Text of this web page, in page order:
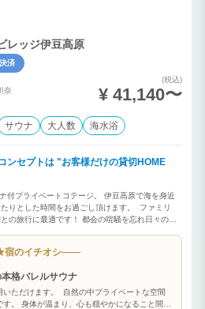
レッジ伊豆高原
済
川奈
(税込)
¥ 41,140〜
サウナ 大人数 海水浴
ンセプトは "お客様だけの貸切HOME
付プライベートコテージ。 伊豆高原で海を身近
りとした時間をお過ごし頂けます。 ファミリ
の旅行に最適です！ 都会の喧騒を忘れ日々の疲
です♪ BBQは年中無休、必要な道具はすべて無
しめる好立地。 伊豆高原・伊東エリアは海岸沿
ーツはもちろんのこと、海岸沿いでは磯釣りなど
宿のイチオシ
格バレルサウナ
いただけます。 自然の中プライベートな空間
。 身体が温まり、心も穏やかになること間違